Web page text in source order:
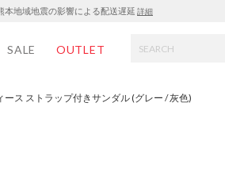
本地域地震の影響による配送遅延 詳細
SALE OUTLET
ース ストラップ付きサンダル (グレー / 灰色)